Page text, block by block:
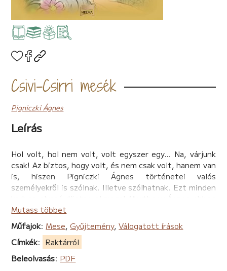
Csivi-Csirri mesék
Pigniczki Ágnes
Leírás
Hol volt, hol nem volt, volt egyszer egy… Na, várjunk
csak! Az biztos, hogy volt, és nem csak volt, hanem van
is, hiszen Pigniczki Ágnes történetei valós
személyekről is szólnak. Illetve szólhatnak. Ezt minden
kedves olvasó döntse el maga! Merthogy Ágnes ebben
a könyvében többek között ír a tündérekről, akikről
kiderül, hogy bizony ők sem tévedhetetlenek, és
olvashatunk a Boldog királyságról és Ulururól. Hogy
pontosan mik ezek? Nos, a Boldog királyság az egy
olyan hely, ahol… De neeeem… Nem fogjuk most
elárulni a mese lényegét! Aztán van még itt erdőlakó
Mutass többet
Műfajok: Mese,Gyűjtemény,Válogatott írások
Címkék: Raktárról
Beleolvasás: PDF